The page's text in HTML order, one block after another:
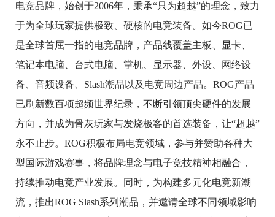
电竞品牌，始创于2006年，秉承“只为超越”的理念，致力
于为全球玩家提供极致、硬核的电竞装备。如今ROG已
是全球首屈一指的电竞品牌，产品线覆盖主板、显卡、
笔记本电脑、台式电脑、掌机、显示器、外设、网络设
备、音频设备、Slash潮品以及电竞周边产品。ROG产品
已刷新数百项超频世界纪录，不断引领顶尖硬件的发展
方向，并成为骨灰玩家与发烧极客的首选装备，让“超越”
永不止步。ROG积极布局电竞领域，参与并赞助各种大
型国际游戏赛事，将品牌理念与电子竞技精神相融合，
持续推动电竞产业发展。同时，为构建多元化电竞新潮
流，推出ROG Slash系列潮品，并邀请全球不同领域影响